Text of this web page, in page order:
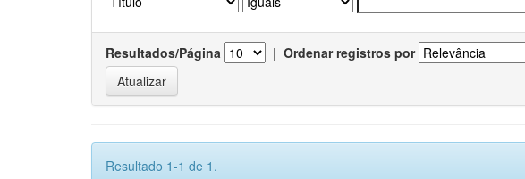
Resultados/Página | Ordenar registros por
Resultado 1-1 de 1.